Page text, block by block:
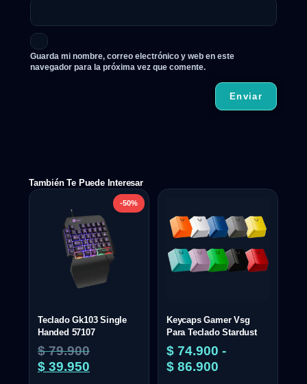
Guarda mi nombre, correo electrónico y web en este
navegador para la próxima vez que comente.
También Te Puede Interesar
-50%
Teclado Gk103 Single
Handed 57107
$79.900
$ 39.950
Keycaps Gamer Vsg
Para Teclado Stardust
$ 74.900 -
$ 86.900